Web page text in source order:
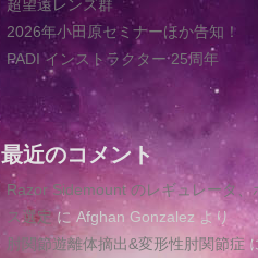
超望遠レンズ群
2026年小田原セミナーほか告知！
PADI インストラクター 25周年
最近のコメント
Razor Sidemount のレギュレータ、
ス選定にAfghan Gonzalez より
肘関節遊離体摘出&変形性肘関節症